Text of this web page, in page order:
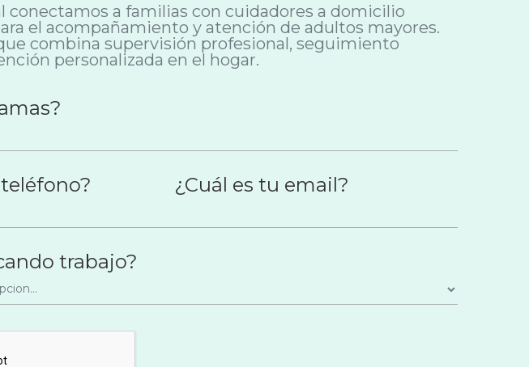
conectamos a familias con cuidadores a domicilio
el acompañamiento y atención de adultos mayores.
combina supervisión profesional, seguimiento
personalizada en el hogar.
¿Cuál es tu email?
trabajo?